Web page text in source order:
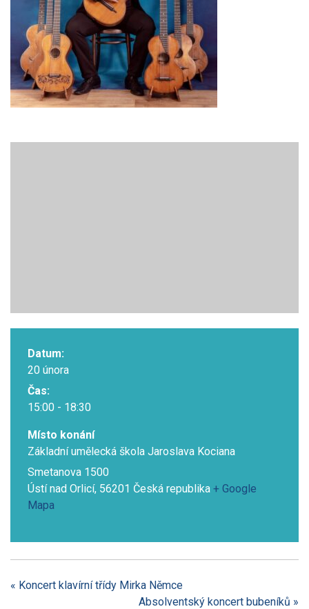
Datum:
20 února
Čas:
15:00 - 18:30
Místo konání
Základní umělecká škola Jaroslava Kociana
Smetanova 1500
Ústí nad Orlicí, 56201 Česká republika + Google
Mapa
« Koncert klavírní třídy Mirka Němce
Absolventský koncert bubeníků »